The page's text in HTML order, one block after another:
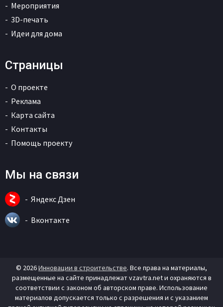
Мероприятия
3D-печать
Идеи для дома
Страницы
О проекте
Реклама
Карта сайта
Контакты
Помощь проекту
Мы на связи
Яндекс Дзен
Вконтакте
© 2026Инновации в строительстве. Все права на материалы,
размещенные на сайте принадлежат vzavtra.net и охраняются в
соответствии с законом об авторском праве. Использование
материалов допускается только с разрешения и с указанием